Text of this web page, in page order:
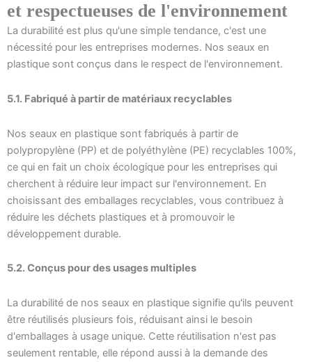
et respectueuses de l'environnement
La durabilité est plus qu'une simple tendance, c'est une
nécessité pour les entreprises modernes. Nos seaux en
plastique sont conçus dans le respect de l'environnement.
5.1. Fabriqué à partir de matériaux recyclables
Nos seaux en plastique sont fabriqués à partir de
polypropylène (PP) et de polyéthylène (PE) recyclables 100%,
ce qui en fait un choix écologique pour les entreprises qui
cherchent à réduire leur impact sur l'environnement. En
choisissant des emballages recyclables, vous contribuez à
réduire les déchets plastiques et à promouvoir le
développement durable.
5.2. Conçus pour des usages multiples
La durabilité de nos seaux en plastique signifie qu'ils peuvent
être réutilisés plusieurs fois, réduisant ainsi le besoin
d'emballages à usage unique. Cette réutilisation n'est pas
seulement rentable, elle répond aussi à la demande des